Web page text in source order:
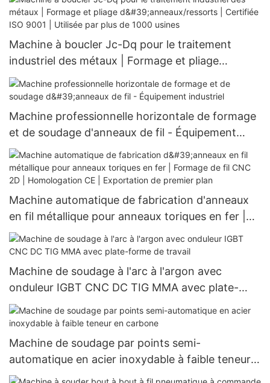
maintenant !
Machine à boucler Jc-Dq pour le traitement
industriel des métaux | Formage et pliage
d'anneaux/ressorts | Certifiée ISO 9001 | Utilisée
par plus de 1000 usines
Machine professionnelle horizontale de formage
et de soudage d'anneaux de fil - Équipement
industriel
Machine automatique de fabrication d'anneaux
en fil métallique pour anneaux toriques en fer |
Formage de fil CNC 2D | Homologation CE |
Exportation de premier plan
Machine de soudage à l'arc à l'argon avec
onduleur IGBT CNC DC TIG MMA avec plate-
forme de travail
Machine de soudage par points semi-
automatique en acier inoxydable à faible teneur
en carbone